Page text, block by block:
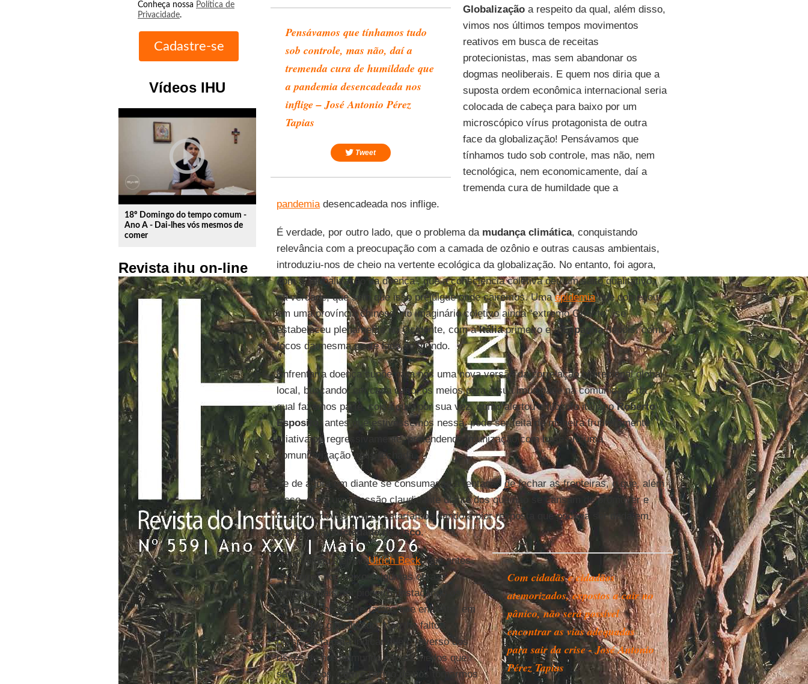
Conheça nossa Política de
Privacidade.
Vídeos IHU
play_circle_outline
18º Domingo do tempo comum -
Ano A - Dai-lhes vós mesmos de
comer
Revista ihu on-line
Pensávamos que tínhamos tudo
sob controle, mas não, daí a
tremenda cura de humildade que
a pandemia desencadeada nos
inflige – José Antonio Pérez
Tapias
Tweet
Globalizaçãoa respeito da qual, além disso,
vimos nos últimos tempos movimentos
reativos em busca de receitas
protecionistas, mas sem abandonar os
dogmas neoliberais. E quem nos diria que a
suposta ordem econômica internacional seria
colocada de cabeça para baixo por um
microscópico vírus protagonista de outra
face da globalização! Pensávamos que
tínhamos tudo sob controle, mas não, nem
tecnológica, nem economicamente, daí a
tremenda cura de humildade que a
pandemiadesencadeada nos inflige.
É verdade, por outro lado, que o problema da mudança climática, conquistando
relevância com a preocupação com a camada de ozônio e outras causas ambientais,
introduziu-nos de cheio na vertente ecológica da globalização. No entanto, foi agora,
com a ‘globalização da doença’, que a consciência coletiva deu um salto qualitativo,
na verdade, que sem que isso prejulgue onde cairemos. Umaepidemiaque começou
em uma província chinesa, no imaginário coletivo ainda “extremo Oriente”, se
estabeleceu plenamente no Ocidente, com aItáliaprimeiro e a Espanhadepois, como
focos da mesma neste lado do mundo.
Enfrentar a doença supõe para nós uma nova versão da correlação bidirecional global-
local, buscando, em cada caso, os meios para a sua imunidade na comunidade da
qual fazemos parte, coisa que, por sua vez, como alertou o filósofo italianoRoberto
Esposito, antes que estivéssemos nessa, pode ser feita de maneira frutiferamente
criativa ou regressivamente, pretendendo imunização com base em uma
comunitarização mais fechada.
Se de agora em diante se consumasse a tentação de fechar as fronteiras, o que, além
disso, seria uma cessão claudicante diante dos que não se cansam de promover e
construir novos muros, estaríamos dando a pior resposta que poderia ser dada em
nossa atualsociedade de risco.
Com cidadãs e cidadãos
atemorizados, expostos a cair no
pânico, não será possível
encontrar as vias adequadas
para sair da crise - José Antonio
Pérez Tapias
O sociólogo alemãoUlrich Beck, que antes
de morrer nos deixou algumas obras
fundamentais, foi pioneiro destacando os
novos riscos que teríamos que enfrentar em
um mundo globalizado. Não lhe faltou
perspicácia para indicar que o reverso dos
riscos de nosso mundo são os medos que
são gerados, com o perigo de nos tornarmos